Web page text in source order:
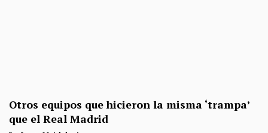
Otros equipos que hicieron la misma ‘trampa’
que el Real Madrid